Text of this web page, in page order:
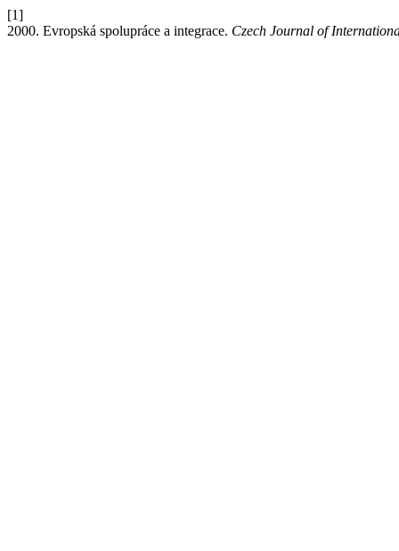
[1]
2000. Evropská spolupráce a integrace. Czech Journal of